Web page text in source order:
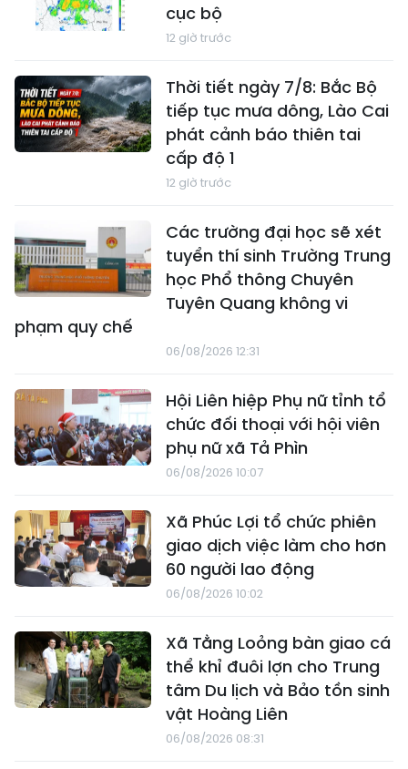
cục bộ
12 giờ trước
Thời tiết ngày 7/8: Bắc Bộ
tiếp tục mưa dông, Lào Cai
phát cảnh báo thiên tai
cấp độ 1
12 giờ trước
Các trường đại học sẽ xét
tuyển thí sinh Trường Trung
học Phổ thông Chuyên
Tuyên Quang không vi
phạm quy chế
06/08/2026 12:31
Hội Liên hiệp Phụ nữ tỉnh tổ
chức đối thoại với hội viên
phụ nữ xã Tả Phìn
06/08/2026 10:07
Xã Phúc Lợi tổ chức phiên
giao dịch việc làm cho hơn
60 người lao động
06/08/2026 10:02
Xã Tằng Loỏng bàn giao cá
thể khỉ đuôi lợn cho Trung
tâm Du lịch và Bảo tồn sinh
vật Hoàng Liên
06/08/2026 08:31